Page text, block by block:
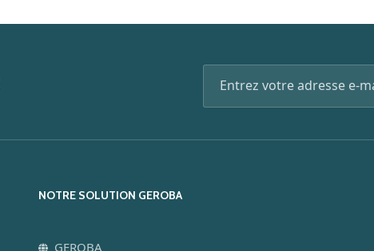
NOTRE SOLUTION GEROBA
GEROBA